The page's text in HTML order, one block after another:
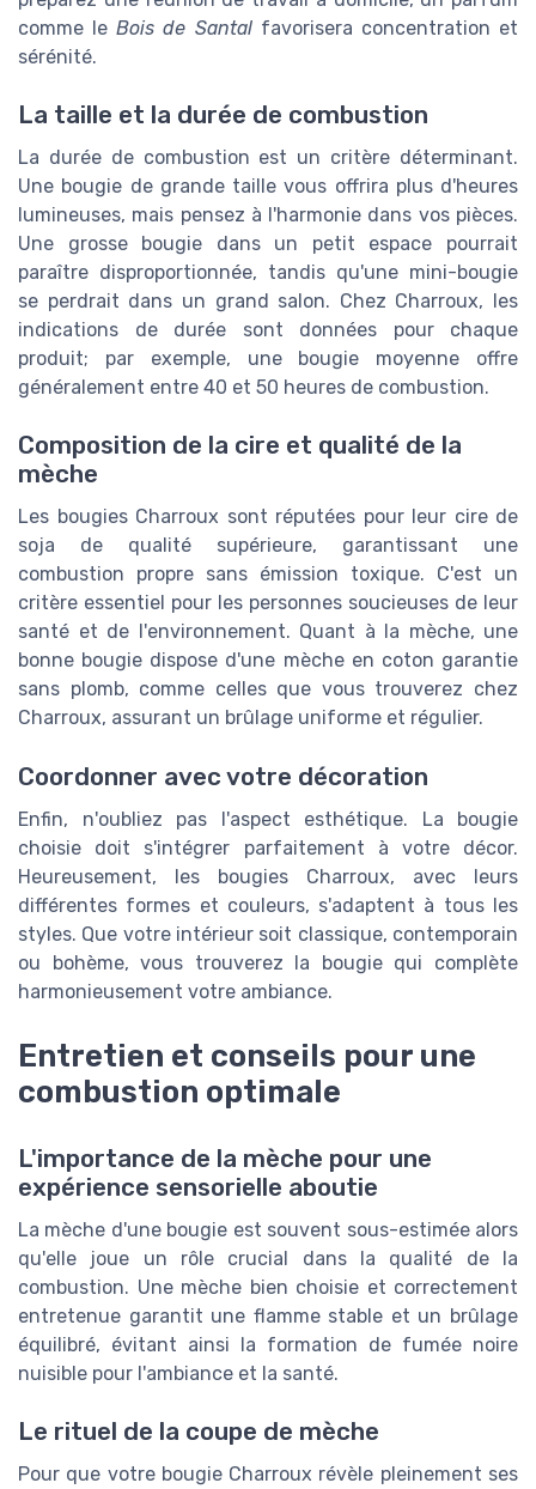
comme leBois de Santalfavorisera concentration et
sérénité.
La taille et la durée de combustion
La durée de combustion est un critère déterminant.
Une bougie de grande taille vous offrira plus d'heures
lumineuses, mais pensez à l'harmonie dans vos pièces.
Une grosse bougie dans un petit espace pourrait
paraître disproportionnée, tandis qu'une mini-bougie
se perdrait dans un grand salon. Chez Charroux, les
indications de durée sont données pour chaque
produit; par exemple, une bougie moyenne offre
généralement entre 40 et 50 heures de combustion.
Composition de la cire et qualité de la
mèche
Les bougies Charroux sont réputées pour leur cire de
soja de qualité supérieure, garantissant une
combustion propre sans émission toxique. C'est un
critère essentiel pour les personnes soucieuses de leur
santé et de l'environnement. Quant à la mèche, une
bonne bougie dispose d'une mèche en coton garantie
sans plomb, comme celles que vous trouverez chez
Charroux, assurant un brûlage uniforme et régulier.
Coordonner avec votre décoration
Enfin, n'oubliez pas l'aspect esthétique. La bougie
choisie doit s'intégrer parfaitement à votre décor.
Heureusement, les bougies Charroux, avec leurs
différentes formes et couleurs, s'adaptent à tous les
styles. Que votre intérieur soit classique, contemporain
ou bohème, vous trouverez la bougie qui complète
harmonieusement votre ambiance.
Entretien et conseils pour une
combustion optimale
L'importance de la mèche pour une
expérience sensorielle aboutie
La mèche d'une bougie est souvent sous-estimée alors
qu'elle joue un rôle crucial dans la qualité de la
combustion. Une mèche bien choisie et correctement
entretenue garantit une flamme stable et un brûlage
équilibré, évitant ainsi la formation de fumée noire
nuisible pour l'ambiance et la santé.
Le rituel de la coupe de mèche
Pour que votre bougie Charroux révèle pleinement ses